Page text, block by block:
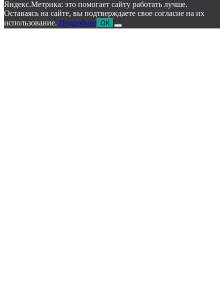
Яндекс.Метрика: это помогает сайту работать лучше.
Оставаясь на сайте, вы подтверждаете свое согласие на их
использование. Подробнее OK